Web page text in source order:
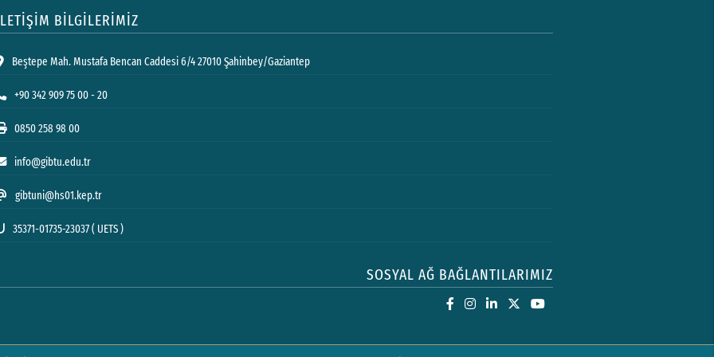
BİLGİLERİMİZ
Beştepe Mah. Mustafa Bencan Caddesi 6/4 27010 Şahinbey/Gaziantep
+90 342 909 75 00 - 20
0850 258 98 00
info@gibtu.edu.tr
gibtuni@hs01.kep.tr
35371-01735-23037 ( UETS )
SOSYAL AĞ BAĞLANTILARIMIZ